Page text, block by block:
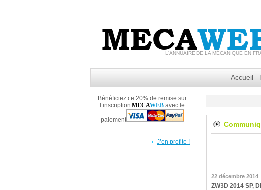
MECAL'ANNUAIRE DE LA MÉCANIQUE EN
Accueil
Bénéficiez de 20% de remise sur
l’inscription MECAWEB avec le
paiement
J’en profite !
22 décembre 2014
ZW3D 2014 SP,